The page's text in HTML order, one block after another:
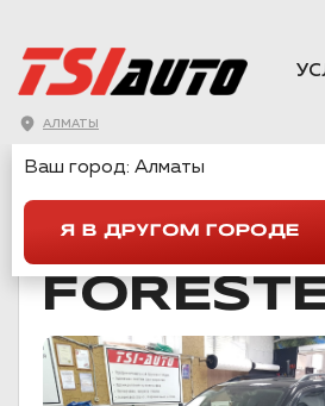
АЛМАТЫ
ГЛАВНАЯ → SUBARU →
Ваш город: Алматы
Я В ДРУГОМ ГОРОДЕ